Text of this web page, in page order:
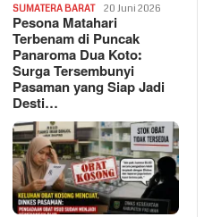
SUMATERA BARAT 20 Juni 2026
Pesona Matahari
Terbenam di Puncak
Panaroma Dua Koto:
Surga Tersembunyi
Pasaman yang Siap Jadi
Desti…